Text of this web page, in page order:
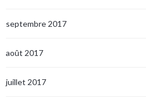
septembre 2017
août 2017
juillet 2017